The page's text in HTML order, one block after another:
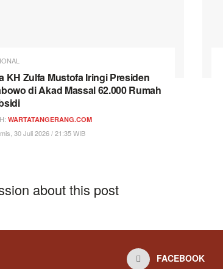
KH Zulfa Mustofa Iringi Presiden
di Akad Massal 62.000 Rumah
WARTATANGERANG.COM
30 Juli 2026 / 21:35 WIB
about this post
FACEBOOK